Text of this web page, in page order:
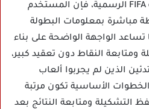
2026 متاح ضمن منصة FIFA الرسمية، فإن المستخدم
مباشرة بمعلومات البطولة
تساعد الواجهة الواضحة على بناء
ومتابعة النقاط دون تعقيد كبير،
الذين لم يجربوا ألعاب
الخطوات الأساسية تكون مرتبة
التشكيلة ومتابعة النتائج بعد